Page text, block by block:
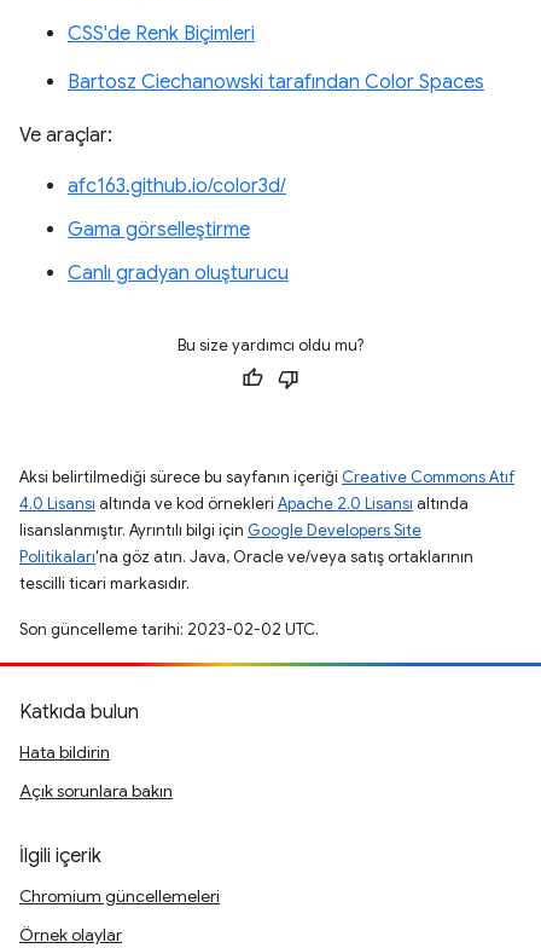
CSS'de Renk Biçimleri
Bartosz Ciechanowski tarafından Color Spaces
Ve araçlar:
afc163.github.io/color3d/
Gama görselleştirme
Canlı gradyan oluşturucu
Bu size yardımcı oldu mu?
Aksi belirtilmediği sürece bu sayfanın içeriği Creative Commons Atıf
4.0 Lisansı altında ve kod örnekleri Apache 2.0 Lisansı altında
lisanslanmıştır. Ayrıntılı bilgi için Google Developers Site
Politikaları'na göz atın. Java, Oracle ve/veya satış ortaklarının
tescilli ticari markasıdır.
Son güncelleme tarihi: 2023-02-02 UTC.
Katkıda bulun
Hata bildirin
Açık sorunlara bakın
İlgili içerik
Chromium güncellemeleri
Örnek olaylar